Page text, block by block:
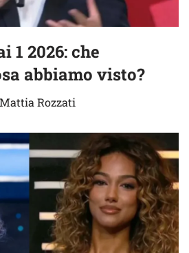
1 2026: che
abbiamo visto?
Mattia Rozzati